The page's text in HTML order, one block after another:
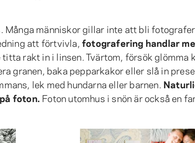
Många människor gillar inte att bli
att förtvivla,fotografering handlar
titta rakt in i linsen. Tvärtom, försök glömma
granen, baka pepparkakor eller slå in
lek med hundarna eller barnen.
foton. Foton utomhus i snön är också en